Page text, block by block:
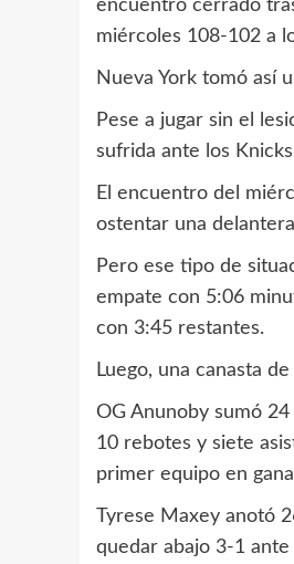
encuentro cerrado
miércoles 108-102 a
Nueva York tomó así
Pese a jugar sin el
sufrida ante los
El encuentro del
ostentar una
Pero ese tipo de
empate con 5:06
con 3:45 restantes.
Luego, una canasta
OG Anunoby sumó
10 rebotes y siete
primer equipo en
Tyrese Maxey anotó
quedar abajo 3-1